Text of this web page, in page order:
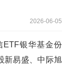
2026-06-05
ETF银华基金份
新易盛、中际旭